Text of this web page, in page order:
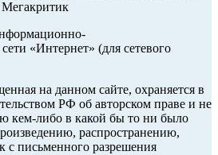
«Интернет» (для сетевого
на данном сайте, охраняется в
РФ об авторском праве и не
кем-либо в какой бы то ни было
распространению,
с письменного разрешения